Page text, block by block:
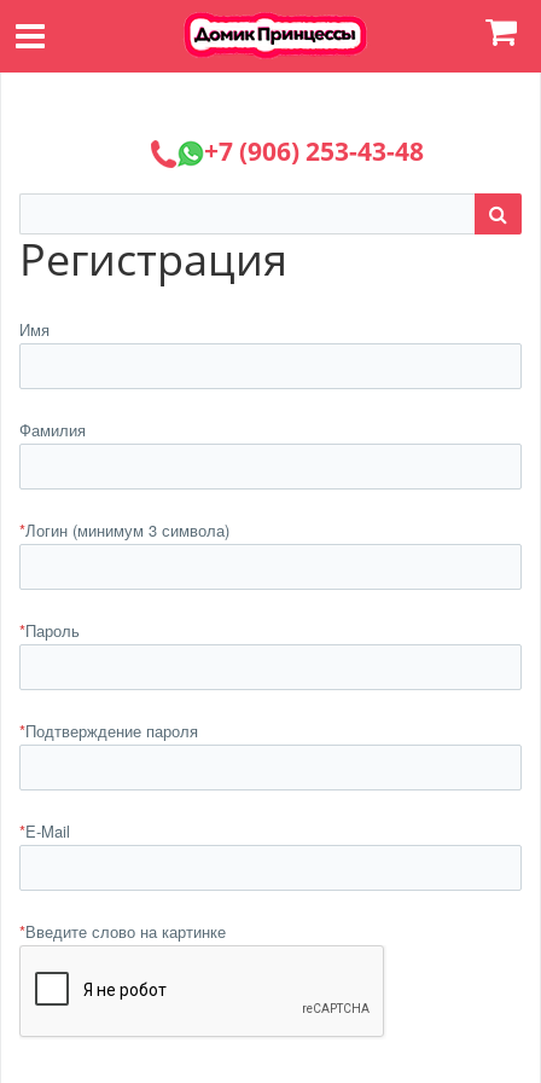
+7 (906) 253-43-48
Регистрация
Имя
Фамилия
*Логин (минимум 3 символа)
*Пароль
*Подтверждение пароля
*E-Mail
*Введите слово на картинке